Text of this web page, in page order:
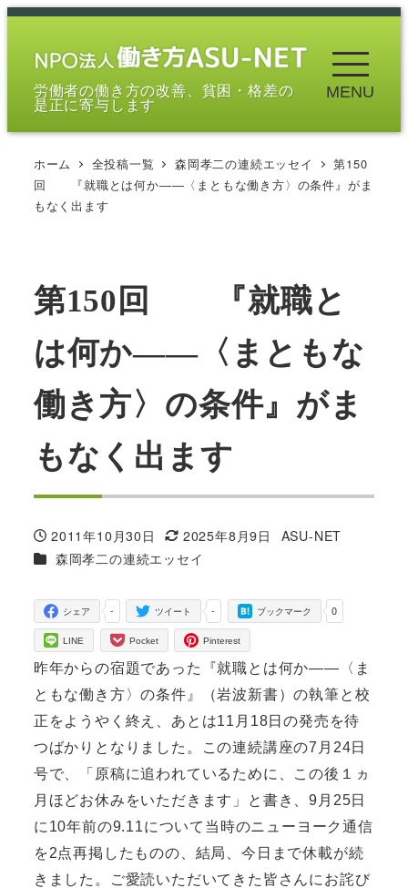
メ
労働者の働き方の改善、貧困・格差の
是正に寄与します
MENU
ホーム 全投稿一覧 森岡孝二の連続エッセイ
第150
回 『就職とは何か――〈まともな働き方〉の条件』がま
もなく出ます
第150回 『就職と
は何か――〈まともな
働き方〉の条件』がま
もなく出ます
投稿日
2011年10月30日
更新日
2025年8月9日
著
ASU-NET
カテゴリー
森岡孝二の連続エッセイ
-
シェア -
ツイート 0
ブックマーク
LINE Pocket Pinterest
昨年からの宿題であった『就職とは何か――〈ま
ともな働き方〉の条件』（岩波新書）の執筆と校
正をようやく終え、あとは11月18日の発売を待
つばかりとなりました。この連続講座の7月24日
号で、「原稿に追われているために、この後１ヵ
月ほどお休みをいただきます」と書き、9月25日
に10年前の9.11について当時のニューヨーク通信
を2点再掲したものの、結局、今日まで休載が続
きました。ご愛読いただいてきた皆さんにお詫び